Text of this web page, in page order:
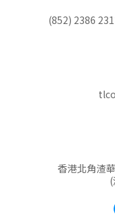
(852) 2386
香港北角渣